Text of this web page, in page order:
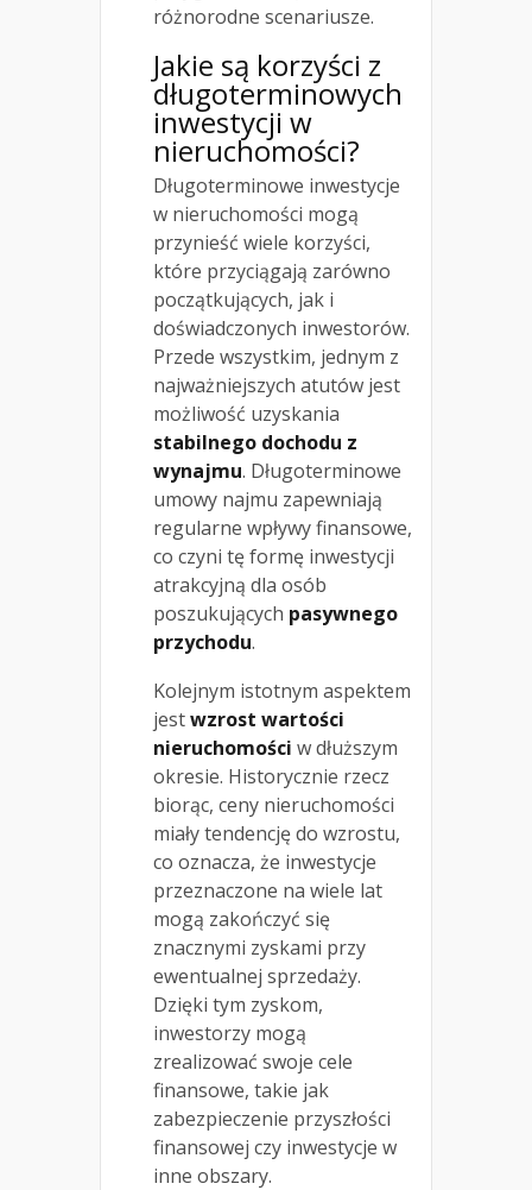
różnorodne scenariusze.
Jakie są korzyści z
długoterminowych
inwestycji w
nieruchomości?
Długoterminowe inwestycje
w nieruchomości mogą
przynieść wiele korzyści,
które przyciągają zarówno
początkujących, jak i
doświadczonych inwestorów.
Przede wszystkim, jednym z
najważniejszych atutów jest
możliwość uzyskania
stabilnego dochodu z
wynajmu. Długoterminowe
umowy najmu zapewniają
regularne wpływy finansowe,
co czyni tę formę inwestycji
atrakcyjną dla osób
poszukujących pasywnego
przychodu.
Kolejnym istotnym aspektem
jestwzrost wartości
nieruchomości w dłuższym
okresie. Historycznie rzecz
biorąc, ceny nieruchomości
miały tendencję do wzrostu,
co oznacza, że inwestycje
przeznaczone na wiele lat
mogą zakończyć się
znacznymi zyskami przy
ewentualnej sprzedaży.
Dzięki tym zyskom,
inwestorzy mogą
zrealizować swoje cele
finansowe, takie jak
zabezpieczenie przyszłości
finansowej czy inwestycje w
inne obszary.